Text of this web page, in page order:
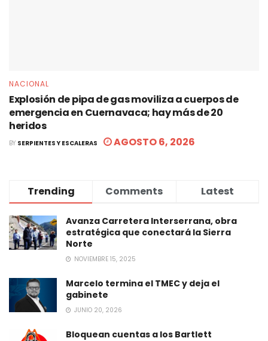
NACIONAL
Explosión de pipa de gas moviliza a cuerpos de
emergencia en Cuernavaca; hay más de 20
heridos
BY SERPIENTES Y ESCALERAS AGOSTO 6, 2026
Trending Comments Latest
Avanza Carretera Interserrana, obra
estratégica que conectará la Sierra
Norte
NOVIEMBRE 15, 2025
Marcelo termina el TMEC y deja el
gabinete
JUNIO 20, 2026
Bloquean cuentas a los Bartlett